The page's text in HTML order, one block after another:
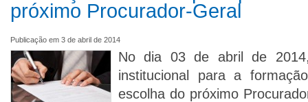
próximo Procurador-Geral
Publicação em 3 de abril de 2014
No dia 03 de abril de
institucional para a
escolha do próximo